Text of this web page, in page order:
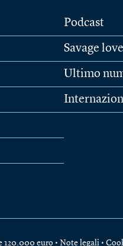
Podcast
Savage love
Ultimo
120.000 euro • Note legali •